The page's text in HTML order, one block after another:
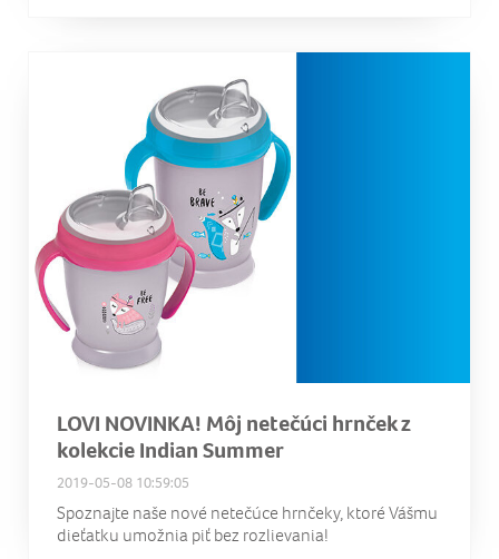
LOVI NOVINKA! Môj netečúci hrnček z
kolekcie Indian Summer
2019-05-08 10:59:05
Spoznajte naše nové netečúce hrnčeky, ktoré Vášmu
dieťatku umožnia piť bez rozlievania!